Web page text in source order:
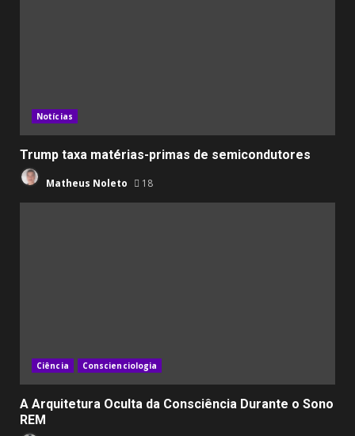
Notícias
Trump taxa matérias-primas de semicondutores
Matheus Noleto 18
Ciência Conscienciologia
A Arquitetura Oculta da Consciência Durante o Sono
REM